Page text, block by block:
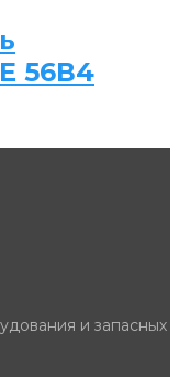
56В4
и запасных